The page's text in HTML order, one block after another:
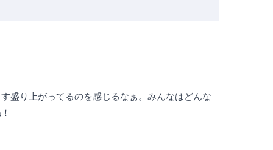
盛り上がってるのを感じるなぁ。みんなはどんな